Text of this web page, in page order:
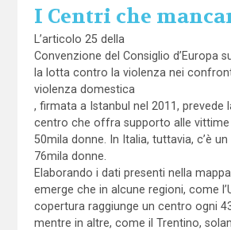
I Centri che
L’articolo 25 della
Convenzione del Consiglio d’Europa
la lotta contro la violenza nei
violenza domestica
, firmata a Istanbul nel 2011, prevede
centro che offra supporto alle vittime
50mila donne. In Italia, tuttavia, c’è
76mila donne.
Elaborando i dati presenti nella
emerge che in alcune regioni, come
copertura raggiunge un centro ogni
mentre in altre, come il Trentino,